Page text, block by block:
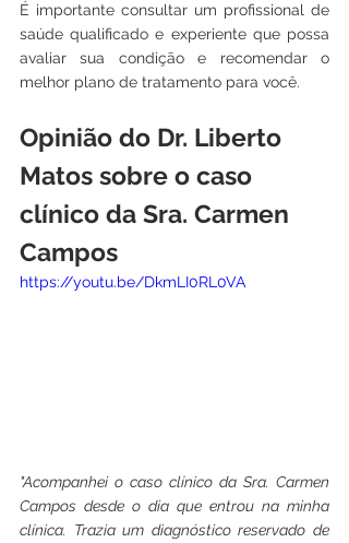
É importante consultar um profissional de
saúde qualificado e experiente que possa
avaliar sua condição e recomendar o
melhor plano de tratamento para você.
Opinião do Dr. Liberto
Matos sobre o caso
clínico da Sra. Carmen
Campos
https://youtu.be/DkmLI0RL0VA
"Acompanhei o caso clínico da Sra. Carmen
Campos desde o dia que entrou na minha
clínica. Trazia um diagnóstico reservado de